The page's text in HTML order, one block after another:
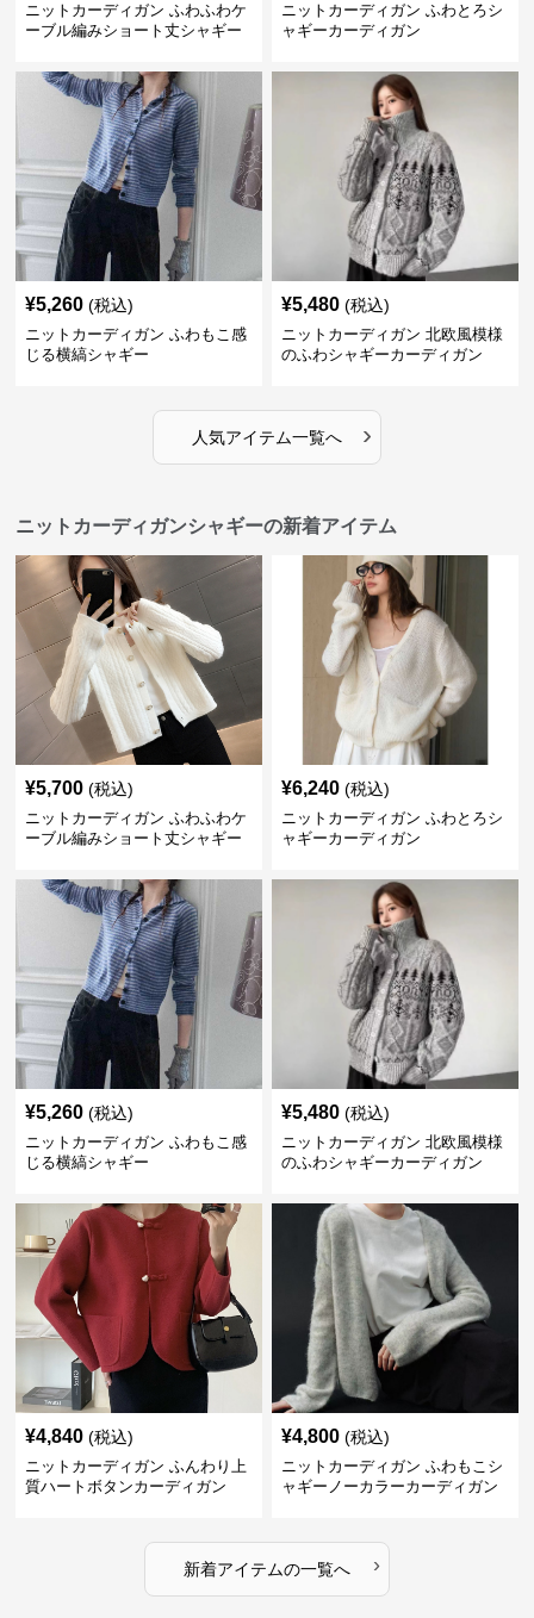
ニットカーディガン ふわふわケ
ーブル編みショート丈シャギー
ニットカーディガン ふわとろシ
ャギーカーディガン
¥5,260 (税込)
ニットカーディガン ふわもこ感
じる横縞シャギー
¥5,480 (税込)
ニットカーディガン 北欧風模様
のふわシャギーカーディガン
人気アイテム一覧へ ›
ニットカーディガンシャギーの新着アイテム
¥5,700 (税込)
ニットカーディガン ふわふわケ
ーブル編みショート丈シャギー
¥6,240 (税込)
ニットカーディガン ふわとろシ
ャギーカーディガン
¥5,260 (税込)
ニットカーディガン ふわもこ感
じる横縞シャギー
¥5,480 (税込)
ニットカーディガン 北欧風模様
のふわシャギーカーディガン
¥4,840 (税込)
ニットカーディガン ふんわり上
質ハートボタンカーディガン
¥4,800 (税込)
ニットカーディガン ふわもこシ
ャギーノーカラーカーディガン
新着アイテムの一覧へ ›